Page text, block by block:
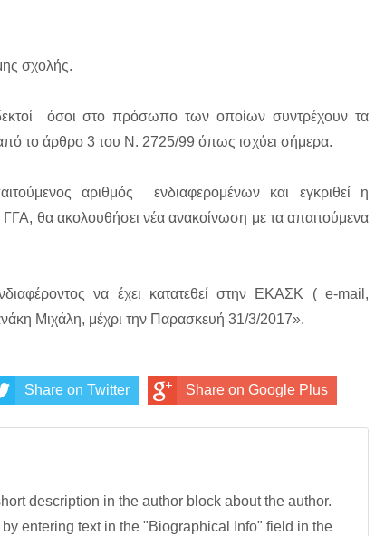
σχολής.
δεκτοί όσοι στο πρόσωπο των οποίων συντρέχουν τα
το άρθρο 3 του Ν. 2725/99 όπως ισχύει σήμερα.
αριθμός ενδιαφερομένων και εγκριθεί η
θα ακολουθήσει νέα ανακοίνωση με τα απαιτούμενα
να έχει κατατεθεί στην ΕΚΑΣΚ ( e-mail,
Μιχάλη, μέχρι την Παρασκευή 31/3/2017».
Share on Twitter Share on Google Plus
description in the author block about the author.
entering text in the "Biographical Info" field in the